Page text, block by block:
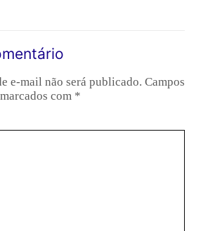
e-mail não será publicado. Campos
com *